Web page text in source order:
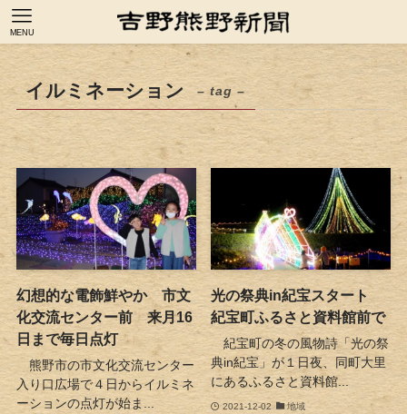
MENU
イルミネーション – tag –
幻想的な電飾鮮やか 市文
化交流センター前 来月16
日まで毎日点灯
熊野市の市文化交流センター
入り口広場で４日からイルミネ
ーションの点灯が始ま...
光の祭典in紀宝スタート
紀宝町ふるさと資料館前で
紀宝町の冬の風物詩「光の祭
典in紀宝」が１日夜、同町大里
にあるふるさと資料館...
2021-12-02 地域